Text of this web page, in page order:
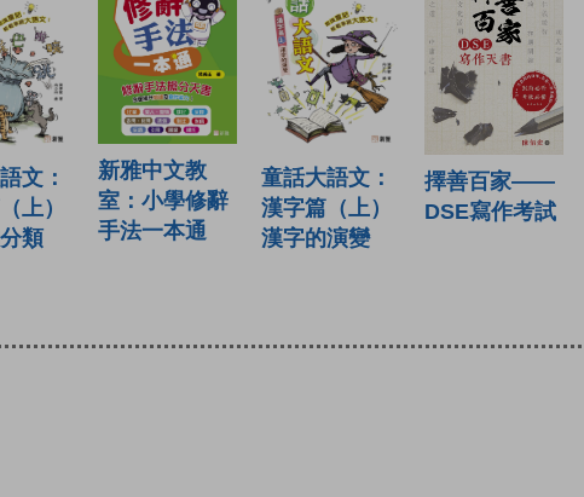
文：
上）
類
新雅中文教
室：小學修辭
手法一本通
童話大語文：
漢字篇（上）
漢字的演變
擇善百家——
DSE寫作考試